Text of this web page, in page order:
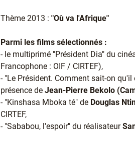
Thème 2013 : "Où va l'Afrique"
Parmi les films sélectionnés :
- le multiprimé "Président Dia" du
Francophone : OIF / CIRTEF),
- "Le Président. Comment sait-on
présence de Jean-Pierre Bekolo
- "Kinshasa Mboka té" de Douglas
CIRTEF,
- "Sababou, l'espoir" du réalisateur